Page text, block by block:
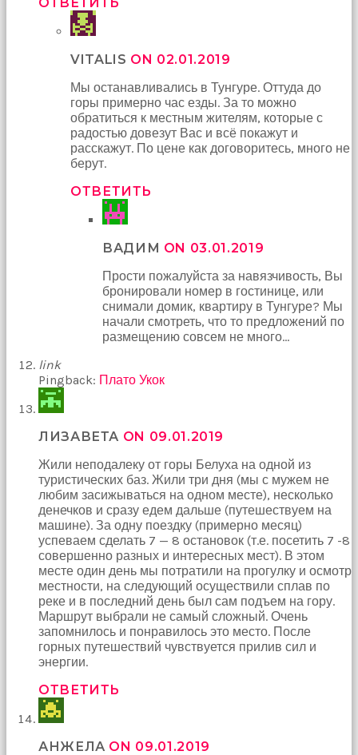
VITALIS ON 02.01.2019
Мы останавливались в Тунгуре. Оттуда до
горы примерно час езды. За то можно
обратиться к местным жителям, которые с
радостью довезут Вас и всё покажут и
расскажут. По цене как договоритесь, много не
берут.
ОТВЕТИТЬ
ВАДИМ ON 03.01.2019
Прости пожалуйста за навязчивость, Вы
бронировали номер в гостинице, или
снимали домик, квартиру в Тунгуре? Мы
начали смотреть, что то предложений по
размещению совсем не много…
link
Pingback: Плато Укок
ЛИЗАВЕТА ON 09.01.2019
Жили неподалеку от горы Белуха на одной из
туристических баз. Жили три дня (мы с мужем не
любим засижываться на одном месте), несколько
денечков и сразу едем дальше (путешествуем на
машине). За одну поездку (примерно месяц)
успеваем сделать 7 — 8 остановок (т.е. посетить 7 -8
совершенно разных и интересных мест). В этом
месте один день мы потратили на прогулку и осмотр
местности, на следующий осуществили сплав по
реке и в последний день был сам подъем на гору.
Маршрут выбрали не самый сложный. Очень
запомнилось и понравилось это место. После
горных путешествий чувствуется прилив сил и
энергии.
ОТВЕТИТЬ
АНЖЕЛА ON 09.01.2019